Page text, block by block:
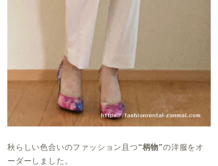
秋らしい色合いのファッション且つ“柄物”の洋服をオ
ーダーしました。